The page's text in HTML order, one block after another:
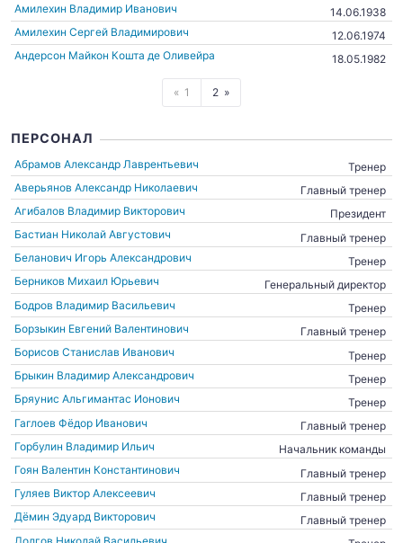
Амилехин Владимир Иванович
14.06.1938
Амилехин Сергей Владимирович
12.06.1974
Андерсон Майкон Кошта де Оливейра
18.05.1982
1 2
ПЕРСОНАЛ
Абрамов Александр Лаврентьевич
Тренер
Аверьянов Александр Николаевич
Главный тренер
Агибалов Владимир Викторович
Президент
Бастиан Николай Августович
Главный тренер
Беланович Игорь Александрович
Тренер
Берников Михаил Юрьевич
Генеральный директор
Бодров Владимир Васильевич
Тренер
Борзыкин Евгений Валентинович
Главный тренер
Борисов Станислав Иванович
Тренер
Брыкин Владимир Александрович
Тренер
Бряунис Альгимантас Ионович
Тренер
Гаглоев Фёдор Иванович
Главный тренер
Горбулин Владимир Ильич
Начальник команды
Гоян Валентин Константинович
Главный тренер
Гуляев Виктор Алексеевич
Главный тренер
Дёмин Эдуард Викторович
Главный тренер